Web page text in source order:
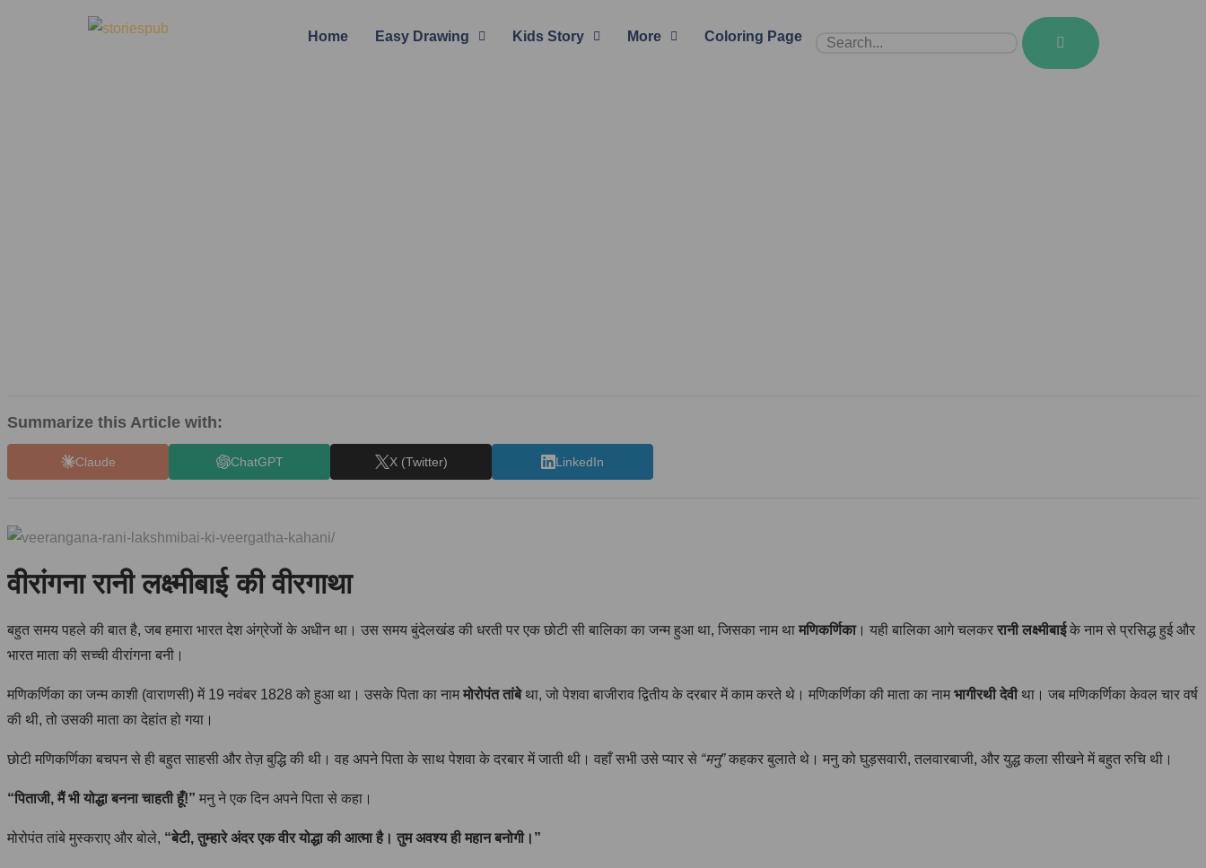
Home Easy Drawing Kids Story More Coloring Page
Summarize this Article with:
Claude ChatGPT X (Twitter) LinkedIn
वीरांगना रानी लक्ष्मीबाई की वीरगाथा
बहुत समय पहले की बात है, जब हमारा भारत देश अंग्रेजों के अधीन था। उस समय बुंदेलखंड की धरती पर एक छोटी सी बालिका का जन्म हुआ था, जिसका नाम था मणिकर्णिका। यही बालिका आगे चलकर रानी लक्ष्मीबाईके नाम से प्रसिद्ध हुई और
भारत माता की सच्ची वीरांगना बनी।
मणिकर्णिका का जन्म काशी (वाराणसी) में 19 नवंबर 1828 को हुआ था। उसके पिता का नाममोरोपंत तांबेथा, जो पेशवा बाजीराव द्वितीय के दरबार में काम करते थे। मणिकर्णिका की माता का नामभागीरथी देवीथा। जब मणिकर्णिका केवल चार वर्ष
की थी, तो उसकी माता का देहांत हो गया।
छोटी मणिकर्णिका बचपन से ही बहुत साहसी और तेज़ बुद्धि की थी। वह अपने पिता के साथ पेशवा के दरबार में जाती थी। वहाँ सभी उसे प्यार से “मनु”कहकर बुलाते थे। मनु को घुड़सवारी, तलवारबाजी, और युद्ध कला सीखने में बहुत रुचि थी।
“पिताजी, मैं भी योद्धा बनना चाहती हूँ!” मनु ने एक दिन अपने पिता से कहा।
मोरोपंत तांबे मुस्कराए और बोले, “बेटी, तुम्हारे अंदर एक वीर योद्धा की आत्मा है। तुम अवश्य ही महान बनोगी।”